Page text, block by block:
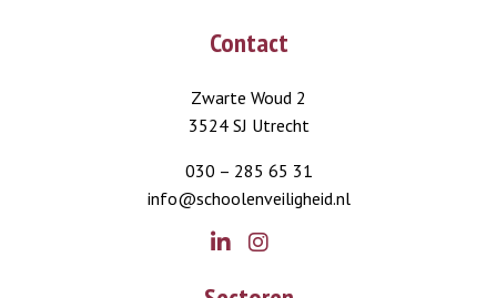
Contact
Zwarte Woud 2
3524 SJ Utrecht
030 – 285 65 31
info@schoolenveiligheid.nl